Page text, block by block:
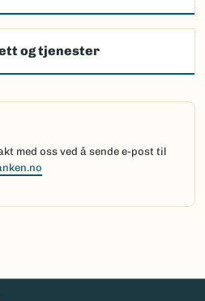
og tjenester
med oss ved å sende e-post til